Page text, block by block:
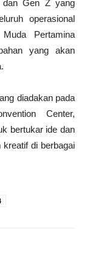
dan Gen Z yang
operasional
Pertamina
yang akan
diadakan pada
Center,
bertukar ide dan
kreatif di berbagai